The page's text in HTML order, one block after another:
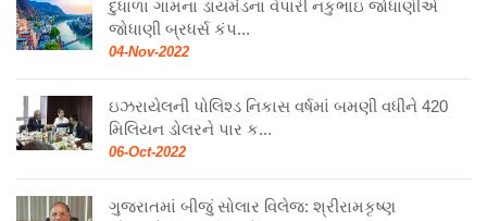
દુધાળા ગામના ડાયમંડના વેપારી નકુભાઇ જોધાણીએ
જોધાણી બ્રધર્સ કંપ...
04-Nov-2022
ઇઝરાયેલની પોલિશ્ડ નિકાસ વર્ષમાં બમણી વધીને 420
મિલિયન ડોલરને પાર ક...
06-Oct-2022
ગુજરાતમાં બીજું સોલાર વિલેજ: શ્રીરામકૃષ્ણ